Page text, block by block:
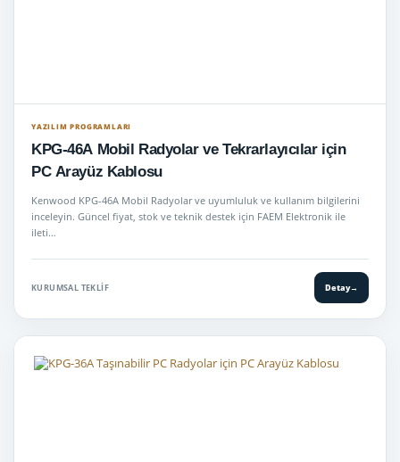
YAZILIM PROGRAMLARI
KPG-46A Mobil Radyolar ve Tekrarlayıcılar için
PC Arayüz Kablosu
Kenwood KPG-46A Mobil Radyolar ve uyumluluk ve kullanım bilgilerini
inceleyin. Güncel fiyat, stok ve teknik destek için FAEM Elektronik ile
ileti…
KURUMSAL TEKLIF Detay→